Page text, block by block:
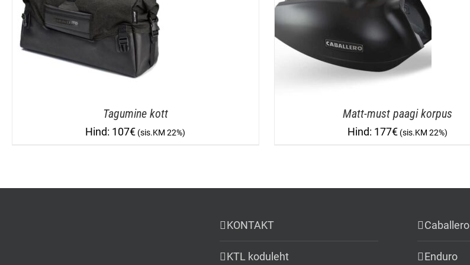
Tagumine kott
107€
Matt-must paagi korpus
177€
KONTAKT
KTL koduleht
Caballero
Enduro